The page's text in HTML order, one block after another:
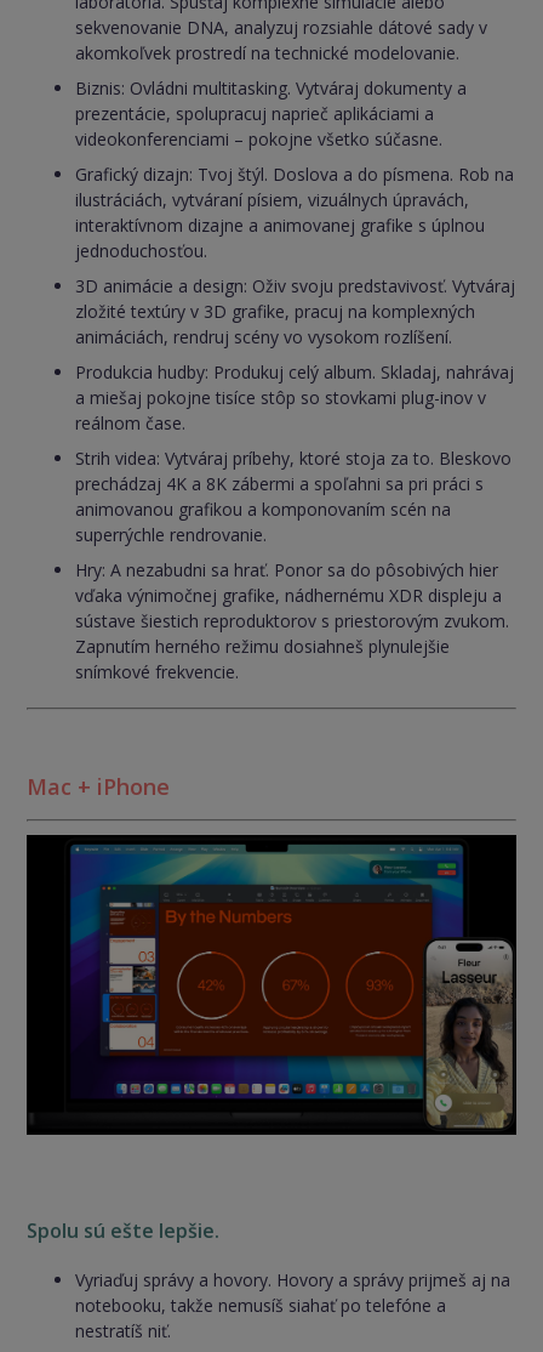
sekvenovanie DNA, analyzuj rozsiahle dátové sady v
akomkoľvek prostredí na technické modelovanie.
Biznis: Ovládni multitasking. Vytváraj dokumenty a
prezentácie, spolupracuj naprieč aplikáciami a
videokonferenciami – pokojne všetko súčasne.
Grafický dizajn: Tvoj štýl. Doslova a do písmena. Rob na
ilustráciách, vytváraní písiem, vizuálnych úpravách,
interaktívnom dizajne a animovanej grafike s úplnou
jednoduchosťou.
3D animácie a design: Oživ svoju predstavivosť. Vytváraj
zložité textúry v 3D grafike, pracuj na komplexných
animáciách, rendruj scény vo vysokom rozlíšení.
Produkcia hudby: Produkuj celý album. Skladaj, nahrávaj
a miešaj pokojne tisíce stôp so stovkami plug-inov v
reálnom čase.
Strih videa: Vytváraj príbehy, ktoré stoja za to. Bleskovo
prechádzaj 4K a 8K zábermi a spoľahni sa pri práci s
animovanou grafikou a komponovaním scén na
superrýchle rendrovanie.
Hry: A nezabudni sa hrať. Ponor sa do pôsobivých hier
vďaka výnimočnej grafike, nádhernému XDR displeju a
sústave šiestich reproduktorov s priestorovým zvukom.
Zapnutím herného režimu dosiahneš plynulejšie
snímkové frekvencie.
Mac + iPhone
Spolu sú ešte lepšie.
Vyriaďuj správy a hovory. Hovory a správy prijmeš aj na
notebooku, takže nemusíš siahať po telefóne a
nestratíš niť.